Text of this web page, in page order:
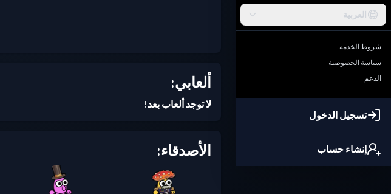
العربية
شروط الخدمة
سياسة الخصوصية
الدعم
تسجيل الدخول
إنشاء حساب
ألعابي:
لا توجد ألعاب بعد!
الأصدقاء: